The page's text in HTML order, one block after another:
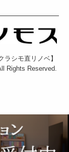
シモ直リノベ】
Rights Reserved.